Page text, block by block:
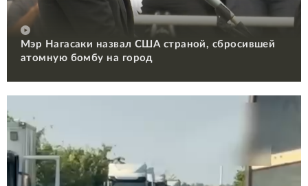
Мэр Нагасаки назвал США страной, сбросившей
атомную бомбу на город